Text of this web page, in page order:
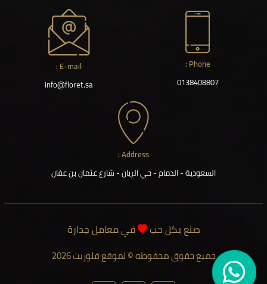
Phone :
0138408807
E-mail :
info@floret.sa
Address :
السعودية - الدمام - حي الريان - شارع عثمان بن عفان
صنع بكل حب في معامل جدارة
جميع حقوق محفوظه © لموقع فلوريت 2026